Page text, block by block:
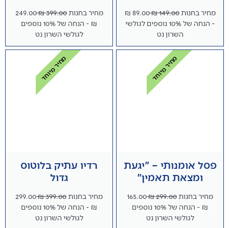
מחיר בחנות149.00 ₪
89.00 ₪
- הנחה של 10% נוספים לגולשי
השרון נט
מחיר בחנות399.00 ₪
249.00
₪ - הנחה של 10% נוספים
לגולשי השרון נט
פסל אומנותי – "יגעת
ומצאת תאמין"
מחיר בחנות 299.00 ₪
165.00
₪ - הנחה של 10% נוספים
לגולשי השרון נט
מחיר מיוחד
רדיו עתיק בלוטוס
גדול
מחיר בחנות 399.00 ₪
299.00
₪ - הנחה של 10% נוספים
לגולשי השרון נט
מחיר מיוחד